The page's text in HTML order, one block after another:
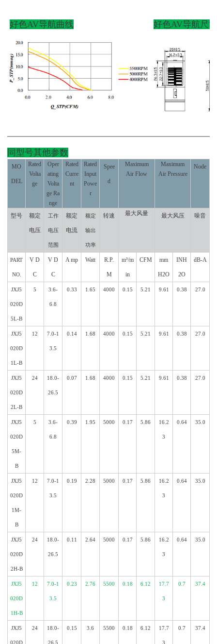
好色AV导航曲线 好色AV导航 尺
同型号其他参数
MO
DEL
Rated
Volta
ge
Oper
ating
Volta
ge Ra
nge
Rated
Curre
nt
Rated
Input
Powe
r
Spee
d
Maximum
Air Flow
Maximum
Air Pressure
Node
型号 额定
电压
工作
电压
范围
额定
电流
额定
输出
功率
转速 最大风量 最大风压 噪音
PART
NO.
V D
C
V D
C
A mp Watt R.P.
M
m³/m
in
CFM mm
H2O
INH
2O
dB-A
JXJ5
020D
5L-B
5 3.6-
6.8
0.33 1.65 4000 0.15 5.21 9.61 0.38 27.0
JXJ5
020D
1L-B
12 7.0-1
3.5
0.14 1.68 4000 0.15 5.21 9.61 0.38 27.0
JXJ5
020D
2L-B
24 18.0-
26.5
0.07 1.68 4000 0.15 5.21 9.61 0.38 27.0
JXJ5
020D
5M-
B
5 3.6-
6.8
0.39 1.95 5000 0.17 5.86 16.2
3
0.64 35.0
JXJ5
020D
1M-
B
12 7.0-1
3.5
0.19 2.28 5000 0.17 5.86 16.2
3
0.64 35.0
JXJ5
020D
2H-B
24 18.0-
26.5
0.11 2.64 5000 0.17 5.86 16.2
3
0.64 35.0
JXJ5
020D
1H-B
12 7.0-1
3.5
0.23 2.76 5500 0.18 6.12 17.7
3
0.7 37.4
JXJ5
020D
24 18.0-
26.5
0.15 3.6 5500 0.18 6.12 17.7
3
0.7 37.4